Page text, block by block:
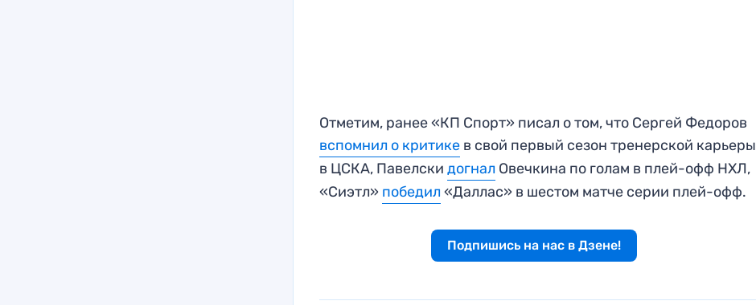
Отметим, ранее «КП Спорт» писал о том, что Сергей Федоров
вспомнил о критике в свой первый сезон тренерской карьеры
в ЦСКА, Павелскидогнал Овечкина по голам в плей-офф НХЛ,
«Сиэтл» победил«Даллас» в шестом матче серии плей-офф.
Подпишись на нас в Дзене!